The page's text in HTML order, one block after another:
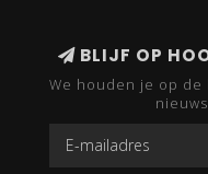
BLIJF OP
We houden je op de